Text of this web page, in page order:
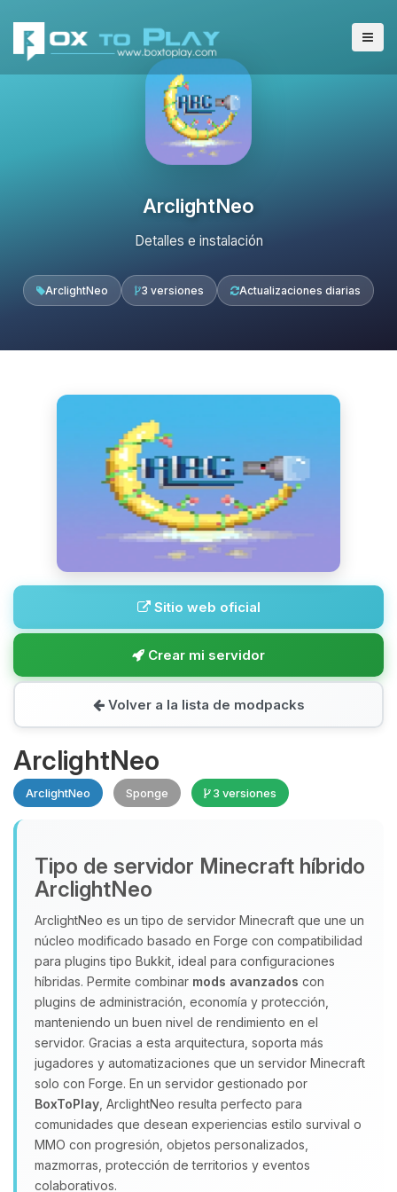
ArclightNeo
Detalles e instalación
ArclightNeo 3 versiones Actualizaciones diarias
Sitio web oficial
Crear mi servidor
Volver a la lista de modpacks
ArclightNeo
ArclightNeo Sponge 3 versiones
Tipo de servidor Minecraft híbrido
ArclightNeo
ArclightNeo es un tipo de servidor Minecraft que une un
núcleo modificado basado en Forge con compatibilidad
para plugins tipo Bukkit, ideal para configuraciones
híbridas. Permite combinar mods avanzados con
plugins de administración, economía y protección,
manteniendo un buen nivel de rendimiento en el
servidor. Gracias a esta arquitectura, soporta más
jugadores y automatizaciones que un servidor Minecraft
solo con Forge. En un servidor gestionado por
BoxToPlay , ArclightNeo resulta perfecto para
comunidades que desean experiencias estilo survival o
MMO con progresión, objetos personalizados,
mazmorras, protección de territorios y eventos
colaborativos.
Yupi, por fin alguien con quien
hablar! Soy Choupy, tu pequeno
asistente de BoxToPlay. Cuentame
que necesitas y moveré mis
pequenos circuitos para ayudarte.
07/08/2026 17:05